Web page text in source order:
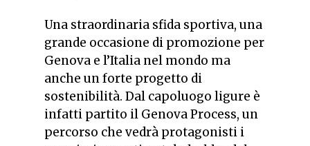
Una straordinaria sfida sportiva, una
grande occasione di promozione per
Genova e l’Italia nel mondo ma
anche un forte progetto di
sostenibilità. Dal capoluogo ligure è
infatti partito il Genova Process, un
percorso che vedrà protagonisti i